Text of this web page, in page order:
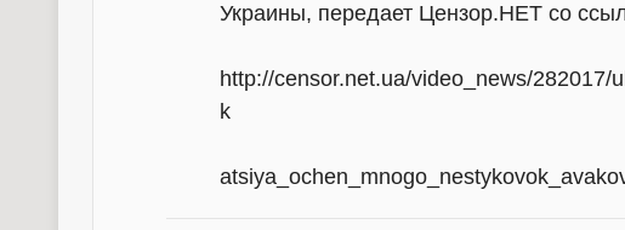
Украины, передает Цензор.НЕТ со
http://censor.net.ua/video_news/
k